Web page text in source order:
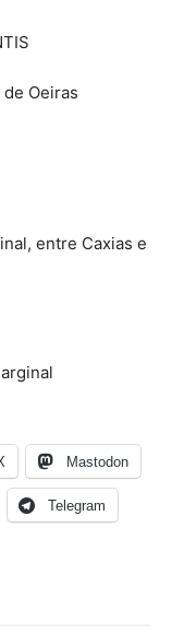
de Oeiras
entre Caxias e
Mastodon
Telegram